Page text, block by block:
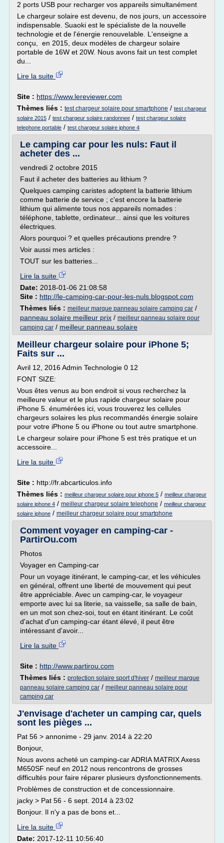
2 ports USB pour recharger vos appareils simultanément
Le chargeur solaire est devenu, de nos jours, un accessoire
indispensable. Suaoki est le spécialiste de la nouvelle
technologie et de l'énergie renouvelable. L'enseigne a
conçu, en 2015, deux modèles de chargeur solaire
portable de 16W et 20W. Nous avons fait un test complet
du...
Lire la suite
Site : https://www.lereviewer.com
Thèmes liés : test chargeur solaire pour smartphone / test chargeur
solaire 2015 / test chargeur solaire randonnee / test chargeur solaire
telephone portable / test chargeur solaire iphone 4
Le camping car pour les nuls: Faut il
acheter des ...
vendredi 2 octobre 2015
Faut il acheter des batteries au lithium ?
Quelques camping caristes adoptent la batterie lithium
comme batterie de service ; c'est encore la batterie
lithium qui alimente tous nos appareils nomades :
téléphone, tablette, ordinateur... ainsi que les voitures
électriques.
Alors pourquoi ? et quelles précautions prendre ?
Voir aussi mes articles :
TOUT sur les batteries...
Lire la suite
Date: 2018-01-06 21:08:58
Site : http://le-camping-car-pour-les-nuls.blogspot.com
Thèmes liés : meilleur marque panneau solaire camping car /
panneau solaire meilleur prix / meilleur panneau solaire pour
camping car / meilleur panneau solaire
Meilleur chargeur solaire pour iPhone 5;
Faits sur ...
Avril 12, 2016 Admin Technologie 0 12
FONT SIZE:
Vous êtes venus au bon endroit si vous recherchez la
meilleure valeur et le plus rapide chargeur solaire pour
iPhone 5. énumérées ici, vous trouverez les cellules
chargeurs solaires les plus recommandés énergie solaire
pour votre iPhone 5 ou iPhone ou tout autre smartphone.
Le chargeur solaire pour iPhone 5 est très pratique et un
accessoire...
Lire la suite
Site : http://fr.abcarticulos.info
Thèmes liés : meilleur chargeur solaire pour iphone 5 / meilleur chargeur
solaire iphone 4 / meilleur chargeur solaire telephone / meilleur chargeur
solaire iphone / meilleur chargeur solaire pour smartphone
Comment voyager en camping-car -
PartirOu.com
Photos
Voyager en Camping-car
Pour un voyage itinérant, le camping-car, et les véhicules
en général, offrent une liberté de mouvement qui peut
être appréciable. Avec un camping-car, le voyageur
emporte avec lui sa literie, sa vaisselle, sa salle de bain,
en un mot son chez-soi, tout en étant itinérant. Le coût
d'achat d'un camping-car étant élevé, il peut être
intéressant d'avoir...
Lire la suite
Site : http://www.partirou.com
Thèmes liés : protection solaire sport d'hiver / meilleur marque
panneau solaire camping car / meilleur panneau solaire pour
camping car
J'envisage d'acheter un camping car, quels
sont les pièges ...
Pat 56 > annonime - 29 janv. 2014 à 22:20
Bonjour,
Nous avons acheté un camping-car ADRIA MATRIX Axess
M650SF neuf en 2012 nous rencontrons de grosses
difficultés pour faire réparer plusieurs dysfonctionnements.
Problèmes de construction et de concessionnaire.
jacky > Pat 56 - 6 sept. 2014 à 23:02
Bonjour. Il n'y a pas de bons et...
Lire la suite
Date: 2017-12-11 10:56:40